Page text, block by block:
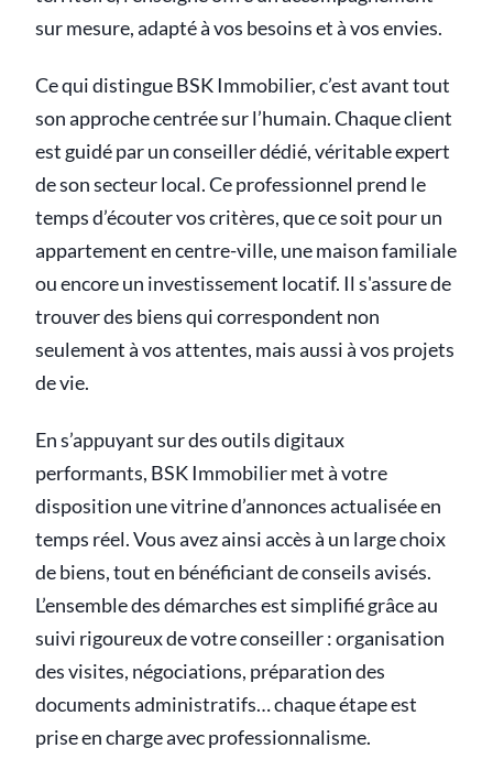
sur mesure, adapté à vos besoins et à vos envies.
Ce qui distingue BSK Immobilier, c’est avant tout
son approche centrée sur l’humain. Chaque client
est guidé par un conseiller dédié, véritable expert
de son secteur local. Ce professionnel prend le
temps d’écouter vos critères, que ce soit pour un
appartement en centre-ville, une maison familiale
ou encore un investissement locatif. Il s'assure de
trouver des biens qui correspondent non
seulement à vos attentes, mais aussi à vos projets
de vie.
En s’appuyant sur des outils digitaux
performants, BSK Immobilier met à votre
disposition une vitrine d’annonces actualisée en
temps réel. Vous avez ainsi accès à un large choix
de biens, tout en bénéficiant de conseils avisés.
L’ensemble des démarches est simplifié grâce au
suivi rigoureux de votre conseiller : organisation
des visites, négociations, préparation des
documents administratifs… chaque étape est
prise en charge avec professionnalisme.